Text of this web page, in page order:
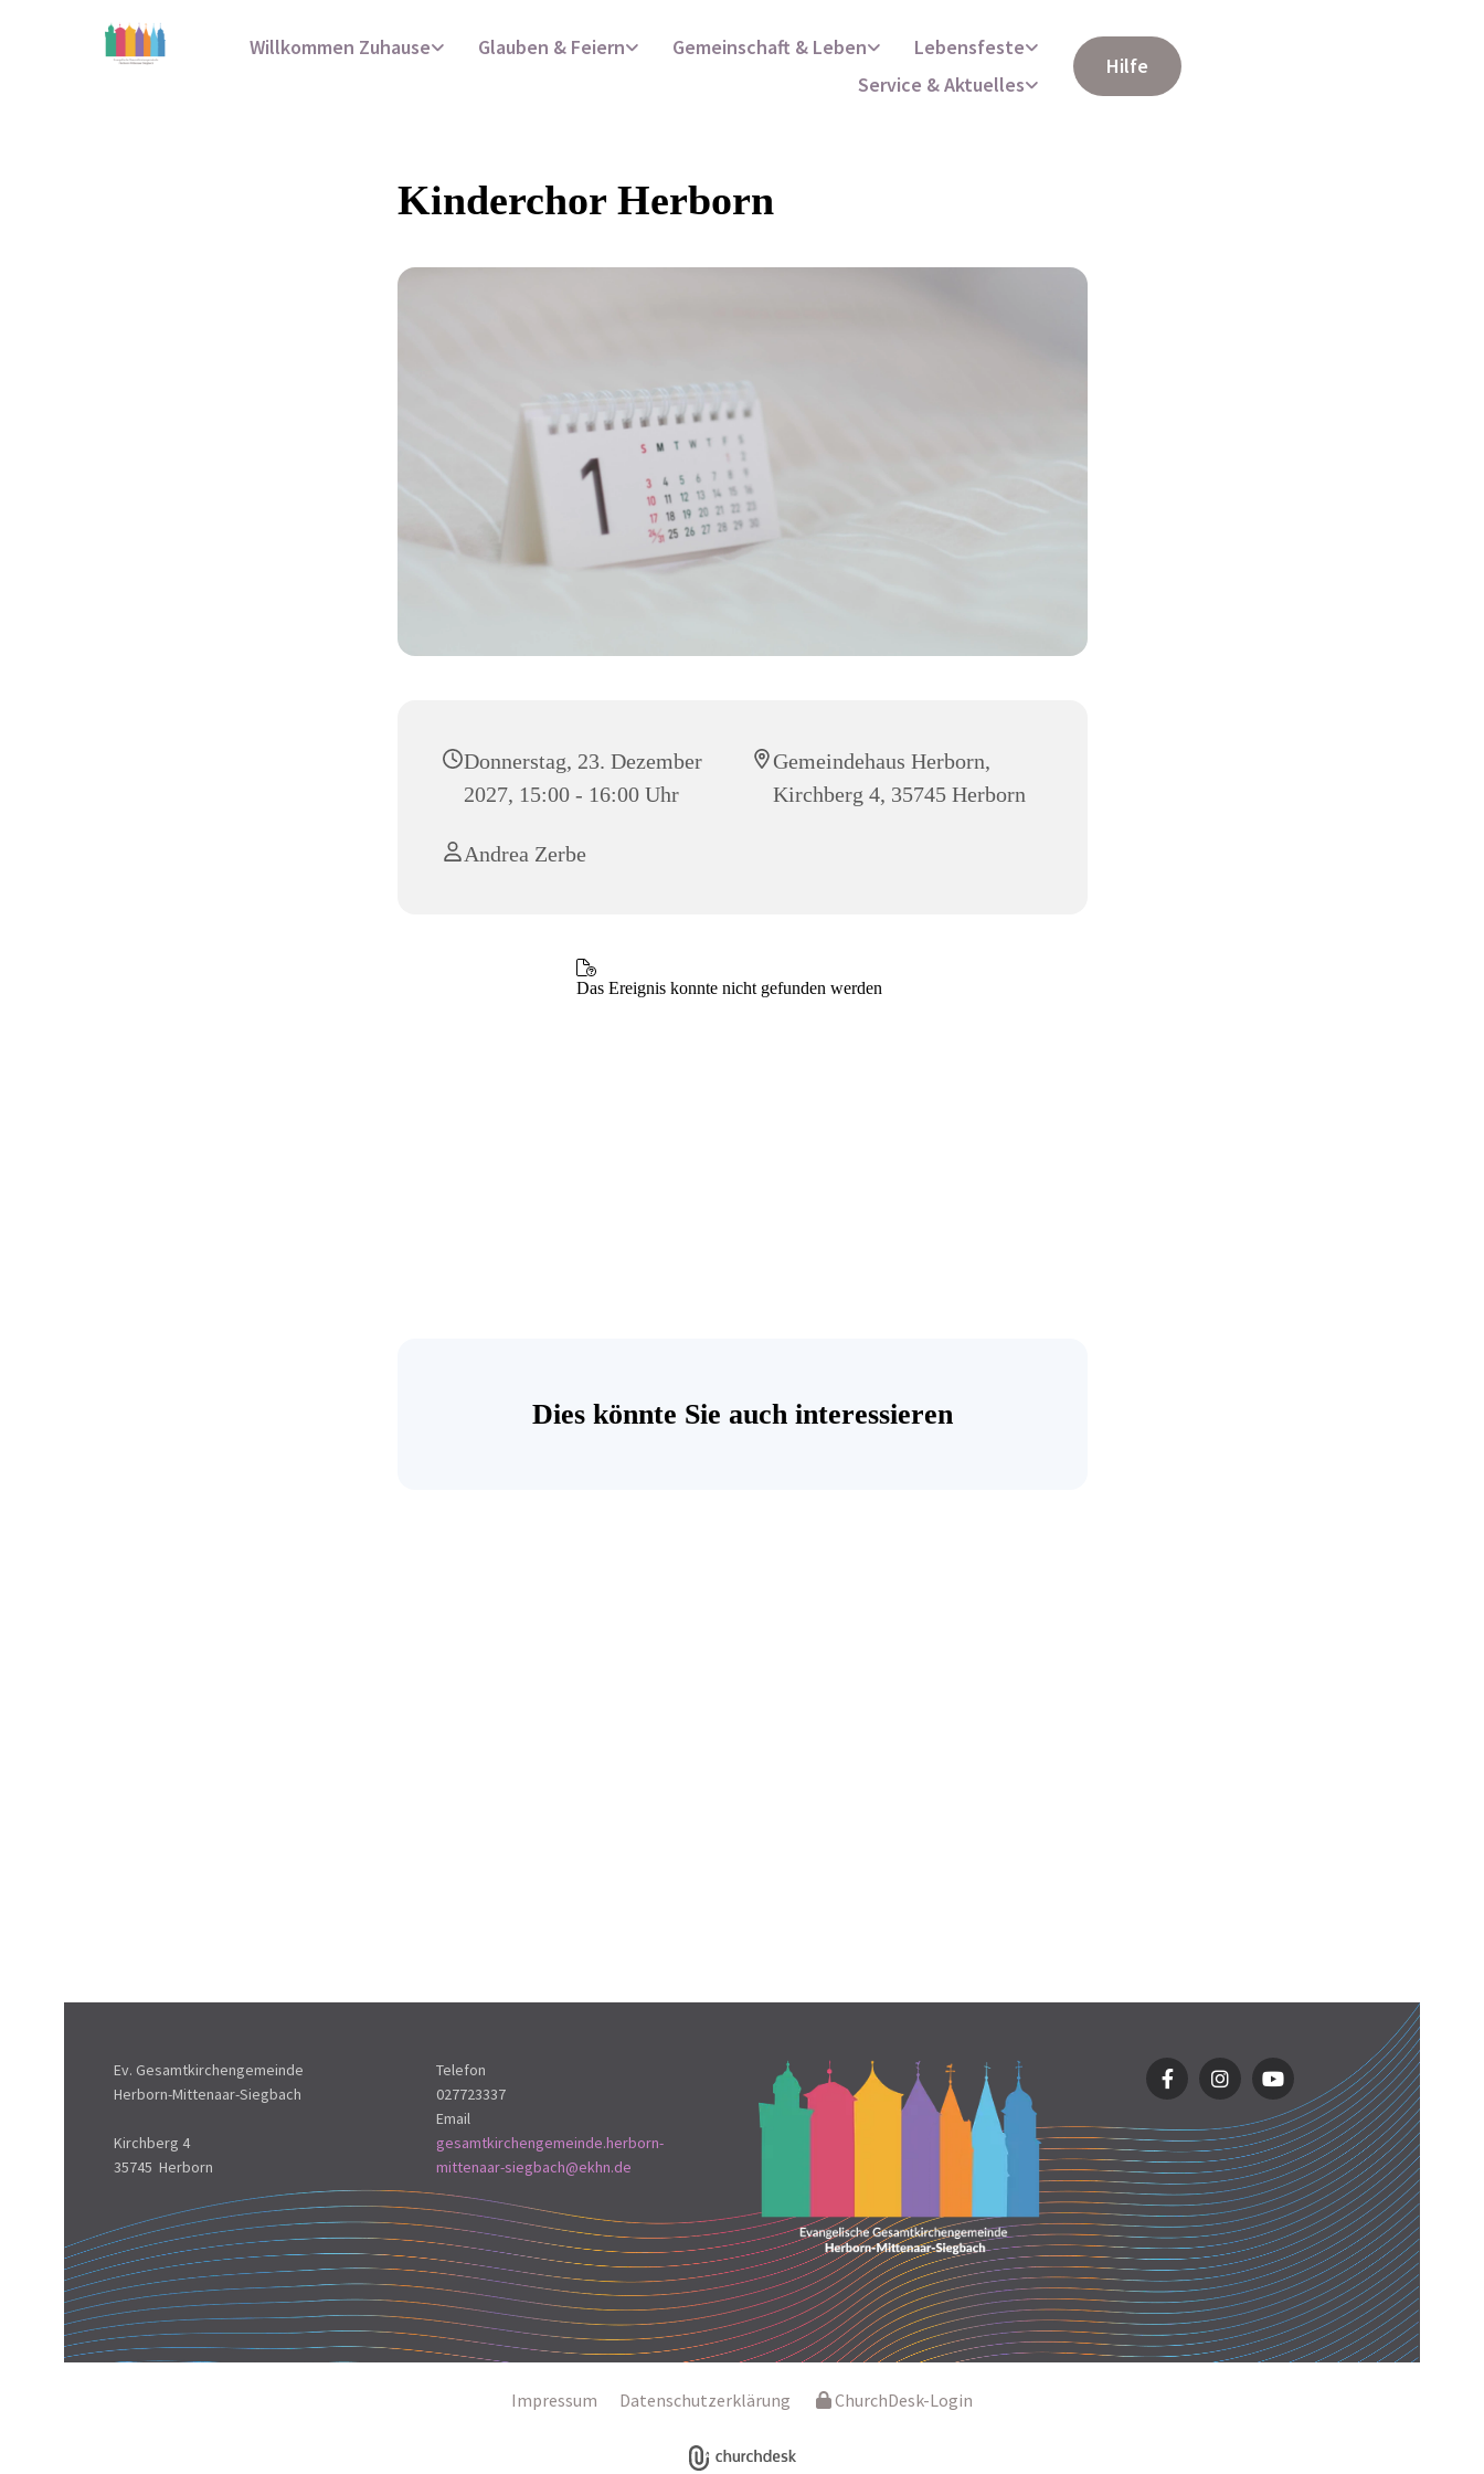
Willkommen Zuhause Glauben & Feiern Gemeinschaft & Leben
Lebensfeste
Service & Aktuelles
Hilfe
Kinderchor Herborn
Donnerstag, 23. Dezember
2027, 15:00 - 16:00 Uhr
Gemeindehaus Herborn,
Kirchberg 4, 35745 Herborn
Andrea Zerbe
Dies könnte Sie auch interessieren
Ev. Gesamtkirchengemeinde
Herborn-Mittenaar-Siegbach
Kirchberg 4
35745 Herborn
Telefon
027723337
Email
gesamtkirchengemeinde.herborn-
mittenaar-siegbach@ekhn.de
Impressum Datenschutzerklärung ChurchDesk-Login